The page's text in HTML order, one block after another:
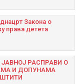
Закона о
права детета
РАСПРАВИ О
И ДОПУНАМА